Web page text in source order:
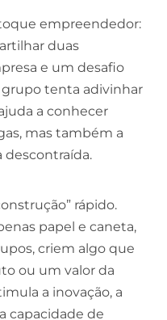
empreendedor:
duas
e um desafio
grupo tenta adivinhar
a conhecer
mas também a
descontraída.
rápido.
papel e caneta,
criem algo que
ou um valor da
a inovação, a
capacidade de